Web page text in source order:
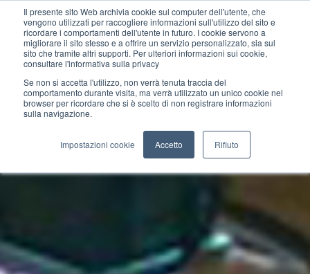
Il presente sito Web archivia cookie sul computer dell'utente, che
vengono utilizzati per raccogliere informazioni sull'utilizzo del sito e
ricordare i comportamenti dell'utente in futuro. I cookie servono a
migliorare il sito stesso e a offrire un servizio personalizzato, sia sul
sito che tramite altri supporti. Per ulteriori informazioni sui cookie,
consultare l'informativa sulla privacy
Se non si accetta l'utilizzo, non verrà tenuta traccia del
comportamento durante visita, ma verrà utilizzato un unico cookie nel
browser per ricordare che si è scelto di non registrare informazioni
sulla navigazione.
Impostazioni cookie Accetto Rifiuto